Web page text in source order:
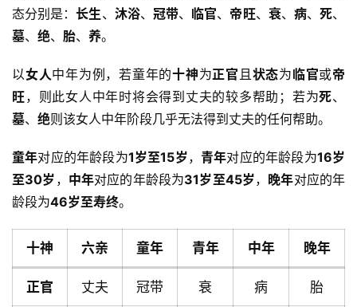
态分别是：长生、 沐浴、 冠带、 临官、 帝旺、 衰、 病、死、
墓、 绝、 胎、 养。
以女人中年为例，若童年的十神为正官且状态为临官或帝
旺，则此女人中年时将会得到丈夫的较多帮助；若为死、
墓、 绝则该女人中年阶段几乎无法得到丈夫的任何帮助。
童年对应的年龄段为1岁至15岁，青年对应的年龄段为16岁
至30岁 ， 中年对应的年龄段为31岁至45岁， 晚年对应的年
龄段为46岁至寿终。
十神 六亲 童年 青年 中年 晚年
正官 丈夫 冠带 衰 病 胎